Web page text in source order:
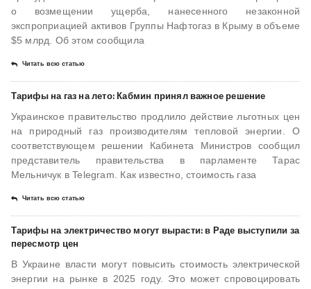
о возмещении ущерба, нанесенного незаконной
экспроприацией активов Группы Нафтогаз в Крыму в объеме
$5 млрд. Об этом сообщила
Читать всю статью
Тарифы на газ на лето: Кабмин принял важное решение
Украинское правительство продлило действие льготных цен
на природный газ производителям тепловой энергии. О
соответствующем решении Кабинета Министров сообщил
представитель правительства в парламенте Тарас
Мельничук в Telegram. Как известно, стоимость газа
Читать всю статью
Тарифы на электричество могут вырасти: в Раде выступили за
пересмотр цен
В Украине власти могут повысить стоимость электрической
энергии на рынке в 2025 году. Это может спровоцировать